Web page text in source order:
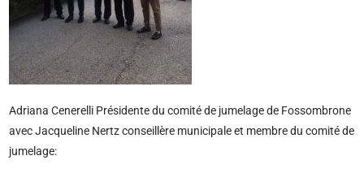
Adriana Cenerelli Présidente du comité de jumelage de Fossombrone
avec Jacqueline Nertz conseillère municipale et membre du comité de
jumelage: